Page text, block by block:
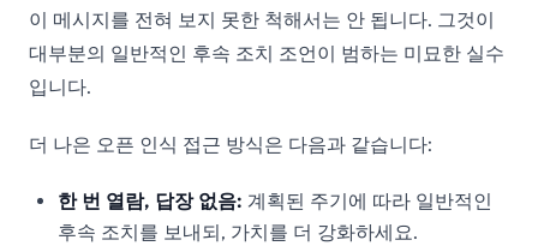
이 메시지를 전혀 보지 못한 척해서는 안 됩니다. 그것이
대부분의 일반적인 후속 조치 조언이 범하는 미묘한 실수
입니다.
더 나은 오픈 인식 접근 방식은 다음과 같습니다:
한 번 열람, 답장 없음: 계획된 주기에 따라 일반적인
후속 조치를 보내되, 가치를 더 강화하세요.